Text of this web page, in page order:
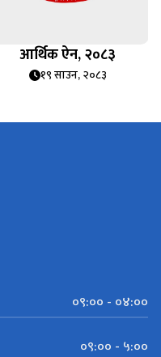
आर्थिक ऐन, २०८३
१९ साउन, २०८३
०९:०० - ०४:००
०९:०० - ५:००